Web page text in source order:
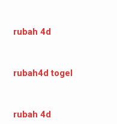
rubah 4d
rubah4d togel
rubah 4d